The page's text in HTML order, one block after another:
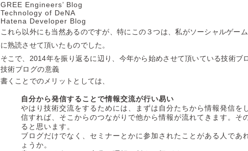
GREE Engineers’ Blog
Technology of DeNA
Hatena Developer Blog
これら以外にも当然あるのですが、特にこの３つは、私がソーシャルゲー
に熟読させて頂いたものでした。
そこで、2014年を振り返るに辺り、今年から始めさせて頂いている技術ブ
技術ブログの意義
書くことでのメリットとしては、
自分から発信することで情報交流が行い易い
やはり技術交流をするためには、まずは自分たちから情報発信を
信すれば、そこからのつながりで他から情報が流れてきます。そ
ると思います。
ブログだけでなく、セミナーとかに参加されたことがある人であ
ょうか。